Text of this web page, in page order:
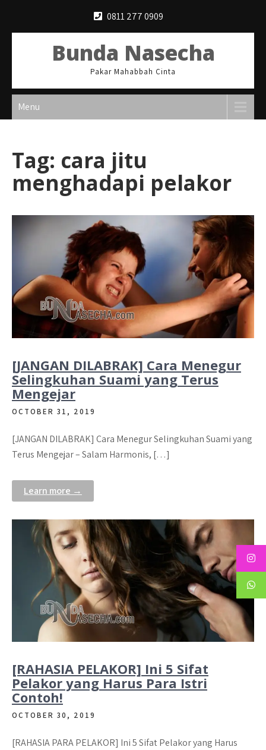
0811 277 0909
Bunda Nasecha
Pakar Mahabbah Cinta
Menu
Tag: cara jitu
menghadapi pelakor
[JANGAN DILABRAK] Cara Menegur
Selingkuhan Suami yang Terus
Mengejar
OCTOBER 31, 2019
[JANGAN DILABRAK] Cara Menegur Selingkuhan Suami yang
Terus Mengejar – Salam Harmonis, […]
Learn more →
[RAHASIA PELAKOR] Ini 5 Sifat
Pelakor yang Harus Para Istri
Contoh!
OCTOBER 30, 2019
[RAHASIA PARA PELAKOR] Ini 5 Sifat Pelakor yang Harus